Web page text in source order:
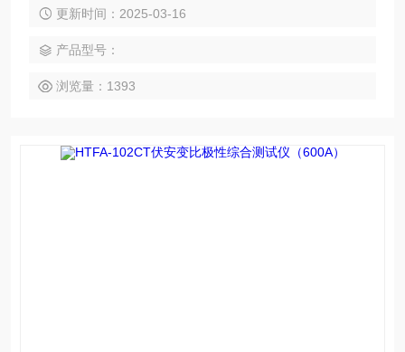
验、CT极性试验、CT一次通流试验，自动计算拐点电压电流
更新时间：2025-03-16
产品型号：
浏览量：1393